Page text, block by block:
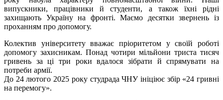
випускники, працівники й студенти, а також їхні рідні
захищають Україну на фронті. Маємо десятки звернень із
проханням про допомогу.
Колектив університету вважає пріоритетом у своїй роботі
допомогу захисникам. Понад чотири мільйони триста тисяч
гривень за ці три роки вдалося зібрати й спрямувати на
потреби армії.
До 24 лютого 2025 року студрада ЧНУ ініціює збір «24 гривні
на перемогу».